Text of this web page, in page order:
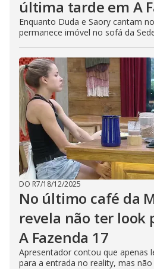
última tarde em A
Enquanto Duda e Saory cantam
permanece imóvel no sofá da
DO R7/18/12/2025
No último café da
revela não ter look
A Fazenda 17
Apresentador contou que apenas
para a entrada no reality, mas